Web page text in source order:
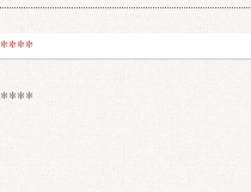
****
****